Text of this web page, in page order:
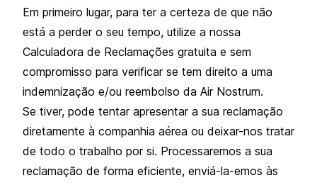
Em primeiro lugar, para ter a certeza de que não
está a perder o seu tempo, utilize a nossa
Calculadora de Reclamações gratuita e sem
compromisso para verificar se tem direito a uma
indemnização e/ou reembolso da Air Nostrum.
Se tiver, pode tentar apresentar a sua reclamação
diretamente à companhia aérea ou deixar-nos tratar
de todo o trabalho por si. Processaremos a sua
reclamação de forma eficiente, enviá-la-emos às